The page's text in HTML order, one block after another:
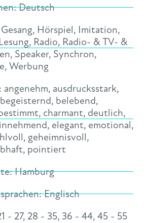
Deutsch
Gesang, Hörspiel, Imitation,
Lesung, Radio, Radio- & TV- &
, Speaker, Synchron,
, Werbung
angenehm, ausdrucksstark,
begeisternd, belebend,
, charmant, deutlich,
, elegant, emotional,
, geheimnisvoll,
, pointiert
Hamburg
Englisch
- 27, 28 - 35, 36 - 44, 45 - 55